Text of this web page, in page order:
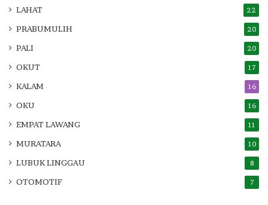
LAHAT 22
PRABUMULIH 20
PALI 20
OKUT 17
KALAM 16
OKU 16
EMPAT LAWANG 11
MURATARA 10
LUBUK LINGGAU 8
OTOMOTIF 7